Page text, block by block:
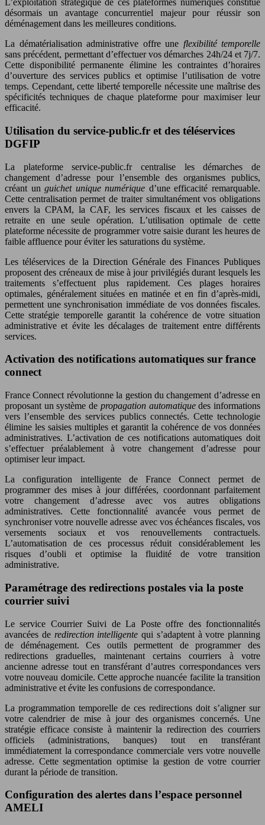
L’exploitation stratégique de ces plateformes numériques constitue
désormais un avantage concurrentiel majeur pour réussir son
déménagement dans les meilleures conditions.
La dématérialisation administrative offre une flexibilité temporelle
sans précédent, permettant d’effectuer vos démarches 24h/24 et 7j/7.
Cette disponibilité permanente élimine les contraintes d’horaires
d’ouverture des services publics et optimise l’utilisation de votre
temps. Cependant, cette liberté temporelle nécessite une maîtrise des
spécificités techniques de chaque plateforme pour maximiser leur
efficacité.
Utilisation du service-public.fr et des téléservices
DGFIP
La plateforme service-public.fr centralise les démarches de
changement d’adresse pour l’ensemble des organismes publics,
créant unguichet unique numérique d’une efficacité remarquable.
Cette centralisation permet de traiter simultanément vos obligations
envers la CPAM, la CAF, les services fiscaux et les caisses de
retraite en une seule opération. L’utilisation optimale de cette
plateforme nécessite de programmer votre saisie durant les heures de
faible affluence pour éviter les saturations du système.
Les téléservices de la Direction Générale des Finances Publiques
proposent des créneaux de mise à jour privilégiés durant lesquels les
traitements s’effectuent plus rapidement. Ces plages horaires
optimales, généralement situées en matinée et en fin d’après-midi,
permettent une synchronisation immédiate de vos données fiscales.
Cette stratégie temporelle garantit la cohérence de votre situation
administrative et évite les décalages de traitement entre différents
services.
Activation des notifications automatiques sur france
connect
France Connect révolutionne la gestion du changement d’adresse en
proposant un système de propagation automatiquedes informations
vers l’ensemble des services publics connectés. Cette technologie
élimine les saisies multiples et garantit la cohérence de vos données
administratives. L’activation de ces notifications automatiques doit
s’effectuer préalablement à votre changement d’adresse pour
optimiser leur impact.
La configuration intelligente de France Connect permet de
programmer des mises à jour différées, coordonnant parfaitement
votre changement d’adresse avec vos autres obligations
administratives. Cette fonctionnalité avancée vous permet de
synchroniser votre nouvelle adresse avec vos échéances fiscales, vos
versements sociaux et vos renouvellements contractuels.
L’automatisation de ces processus réduit considérablement les
risques d’oubli et optimise la fluidité de votre transition
administrative.
Paramétrage des redirections postales via la poste
courrier suivi
Le service Courrier Suivi de La Poste offre des fonctionnalités
avancées de redirection intelligente qui s’adaptent à votre planning
de déménagement. Ces outils permettent de programmer des
redirections graduelles, maintenant certains courriers à votre
ancienne adresse tout en transférant d’autres correspondances vers
votre nouveau domicile. Cette approche nuancée facilite la transition
administrative et évite les confusions de correspondance.
La programmation temporelle de ces redirections doit s’aligner sur
votre calendrier de mise à jour des organismes concernés. Une
stratégie efficace consiste à maintenir la redirection des courriers
officiels (administrations, banques) tout en transférant
immédiatement la correspondance commerciale vers votre nouvelle
adresse. Cette segmentation optimise la gestion de votre courrier
durant la période de transition.
Configuration des alertes dans l’espace personnel
AMELI